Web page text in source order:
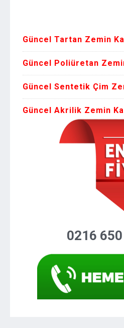
Güncel Tartan Zemin
Güncel Poliüretan
Güncel Sentetik Çim
Güncel Akrilik Zemin
0216